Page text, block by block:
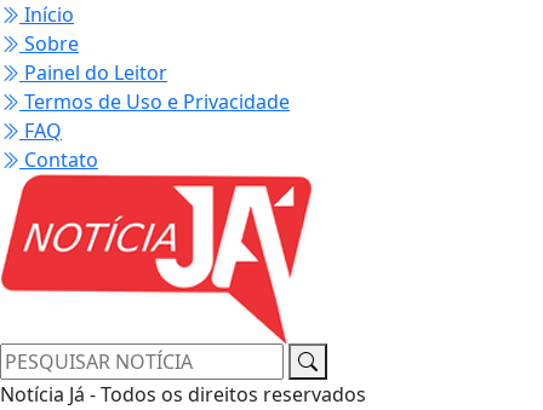
Início
Sobre
Painel do Leitor
Termos de Uso e Privacidade
FAQ
Contato
Notícia Já - Todos os direitos reservados